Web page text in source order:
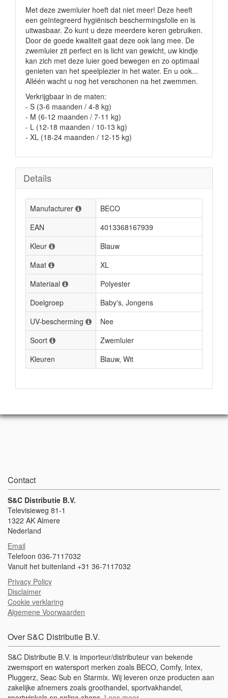
Met deze zwemluier hoeft dat niet meer! Deze heeft
een geïntegreerd hygiënisch beschermingsfolie en is
uitwasbaar. Zo kunt u deze meerdere keren gebruiken.
Door de goede kwaliteit gaat deze ook lang mee. De
zwemluier zit perfect en is licht van gewicht, uw kindje
kan zich met deze luier goed bewegen en zo optimaal
genieten van het speelplezier in het water. En u ook...
Alléén wacht u nog het verschonen na het zwemmen.
Verkrijgbaar in de maten:
- S (3-6 maanden / 4-8 kg)
- M (6-12 maanden / 7-11 kg)
- L (12-18 maanden / 10-13 kg)
- XL (18-24 maanden / 12-15 kg)
Details
Manufacturer
BECO
EAN
4013368167939
Kleur
Blauw
Maat
XL
Materiaal
Polyester
Doelgroep
Baby's, Jongens
UV-bescherming
Nee
Soort
Zwemluier
Kleuren
Blauw, Wit
Contact
S&C Distributie B.V.
Televisieweg 81-1
1322 AK Almere
Nederland
Email
Telefoon 036-7117032
Vanuit het buitenland +31 36-7117032
Privacy Policy
Disclaimer
Cookie verklaring
Algemene Voorwaarden
Over S&C Distributie B.V.
S&C Distributie B.V. is importeur/distributeur van bekende
zwemsport en watersport merken zoals BECO, Comfy, Intex,
Pluggerz, Seac Sub en Starmix. Wij leveren onze producten aan
zakelijke afnemers zoals groothandel, sportvakhandel,